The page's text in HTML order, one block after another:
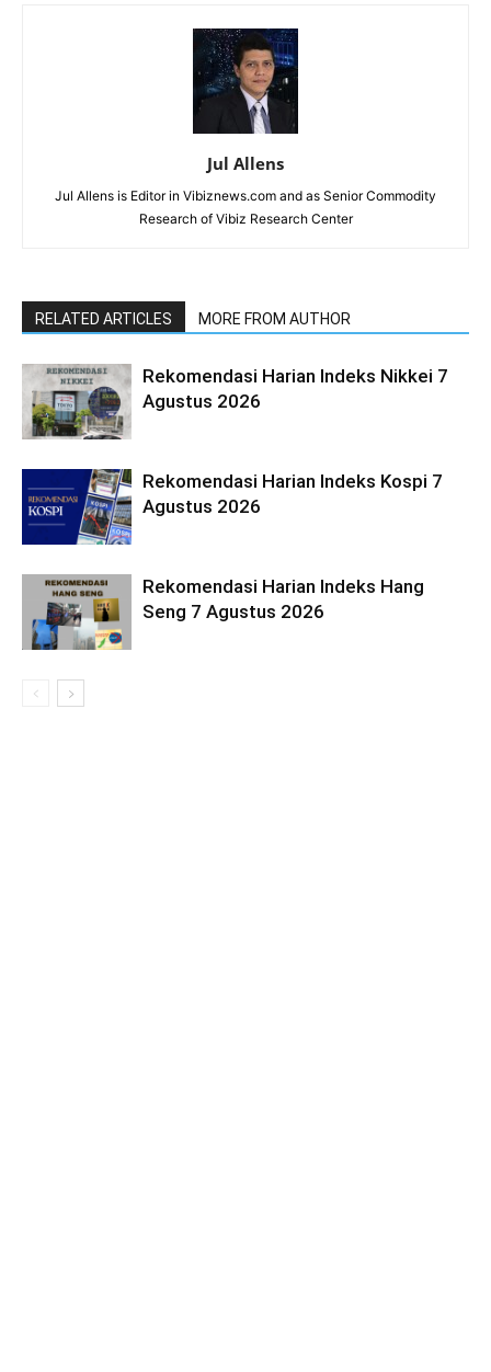
Jul Allens
Jul Allens is Editor in Vibiznews.com and as Senior Commodity
Research of Vibiz Research Center
RELATED ARTICLES MORE FROM AUTHOR
Rekomendasi Harian Indeks Nikkei 7
Agustus 2026
Rekomendasi Harian Indeks Kospi 7
Agustus 2026
Rekomendasi Harian Indeks Hang
Seng 7 Agustus 2026